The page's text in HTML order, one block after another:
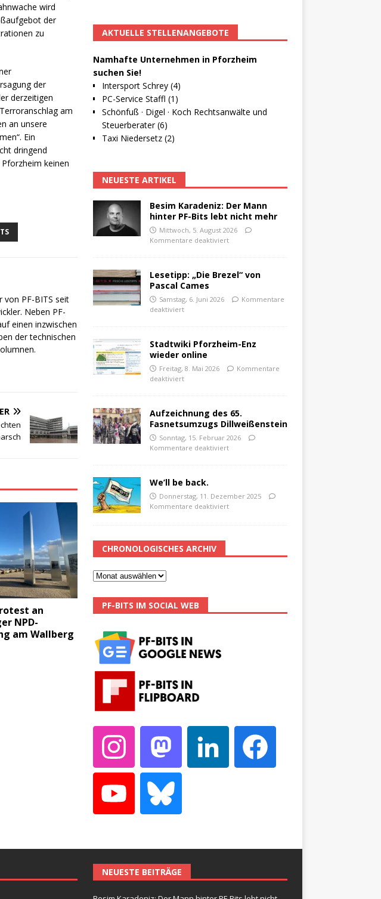
wird
der
zu
der
derzeitigen
am
an unsere
Ein
dringend
keinen
von PF-BITS seit
Neben PF-
einen inzwischen
der technischen
an
NPD-
am Wallberg
AKTUELLE STELLENANGEBOTE
Namhafte Unternehmen in Pforzheim
suchen Sie!
Intersport Schrey (4)
PC-Service Staffl (1)
Schönfuß · Digel · Koch Rechtsanwälte und
Steuerberater (6)
Taxi Niedersetz (2)
NEUESTE ARTIKEL
Besim Karadeniz: Der Mann
hinter PF-Bits lebt nicht mehr
Mittwoch, 5. August 2026
Kommentare deaktiviert
Lesetipp: „Die Brezel“ von
Pascal Cames
Samstag, 6. Juni 2026
Kommentare
deaktiviert
Stadtwiki Pforzheim-Enz
wieder online
Freitag, 8. Mai 2026
Kommentare
deaktiviert
Aufzeichnung des 65.
Fasnetsumzugs Dillweißenstein
Sonntag, 15. Februar 2026
Kommentare deaktiviert
We’ll be back.
Donnerstag, 11. Dezember 2025
Kommentare deaktiviert
CHRONOLOGISCHES ARCHIV
PF-BITS IM SOCIAL WEB
NEUESTE BEITRÄGE